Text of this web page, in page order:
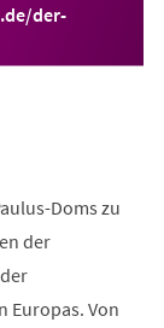
der-
Doms zu
der
Europas. Von